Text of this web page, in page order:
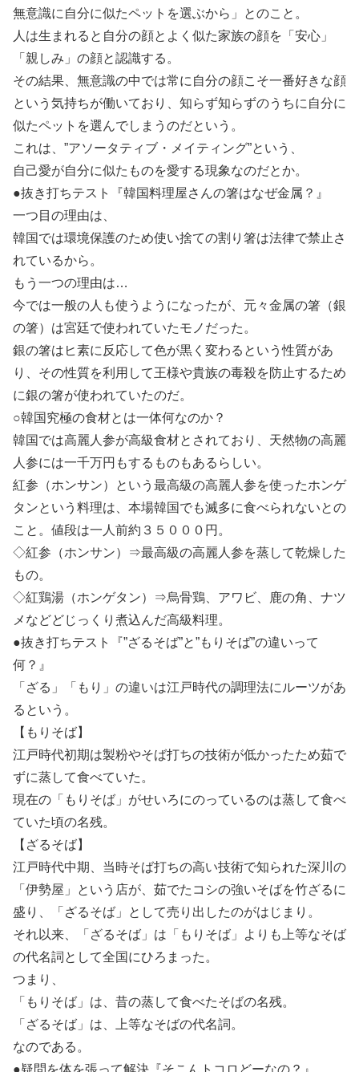
無意識に自分に似たペットを選ぶから」とのこと。
人は生まれると自分の顔とよく似た家族の顔を「安心」
「親しみ」の顔と認識する。
その結果、無意識の中では常に自分の顔こそ一番好きな顔
という気持ちが働いており、知らず知らずのうちに自分に
似たペットを選んでしまうのだという。
これは、”アソータティブ・メイティング”という、
自己愛が自分に似たものを愛する現象なのだとか。
●抜き打ちテスト『韓国料理屋さんの箸はなぜ金属？』
一つ目の理由は、
韓国では環境保護のため使い捨ての割り箸は法律で禁止さ
れているから。
もう一つの理由は…
今では一般の人も使うようになったが、元々金属の箸（銀
の箸）は宮廷で使われていたモノだった。
銀の箸はヒ素に反応して色が黒く変わるという性質があ
り、その性質を利用して王様や貴族の毒殺を防止するため
に銀の箸が使われていたのだ。
○韓国究極の食材とは一体何なのか？
韓国では高麗人参が高級食材とされており、天然物の高麗
人参には一千万円もするものもあるらしい。
紅参（ホンサン）という最高級の高麗人参を使ったホンゲ
タンという料理は、本場韓国でも滅多に食べられないとの
こと。値段は一人前約３５０００円。
◇紅参（ホンサン）⇒最高級の高麗人参を蒸して乾燥した
もの。
◇紅鶏湯（ホンゲタン）⇒烏骨鶏、アワビ、鹿の角、ナツ
メなどどじっくり煮込んだ高級料理。
●抜き打ちテスト『”ざるそば”と”もりそば”の違いって
何？』
「ざる」「もり」の違いは江戸時代の調理法にルーツがあ
るという。
【もりそば】
江戸時代初期は製粉やそば打ちの技術が低かったため茹で
ずに蒸して食べていた。
現在の「もりそば」がせいろにのっているのは蒸して食べ
ていた頃の名残。
【ざるそば】
江戸時代中期、当時そば打ちの高い技術で知られた深川の
「伊勢屋」という店が、茹でたコシの強いそばを竹ざるに
盛り、「ざるそば」として売り出したのがはじまり。
それ以来、「ざるそば」は「もりそば」よりも上等なそば
の代名詞として全国にひろまった。
つまり、
「もりそば」は、昔の蒸して食べたそばの名残。
「ざるそば」は、上等なそばの代名詞。
なのである。
●疑問を体を張って解決『そこんトコロどーなの？』